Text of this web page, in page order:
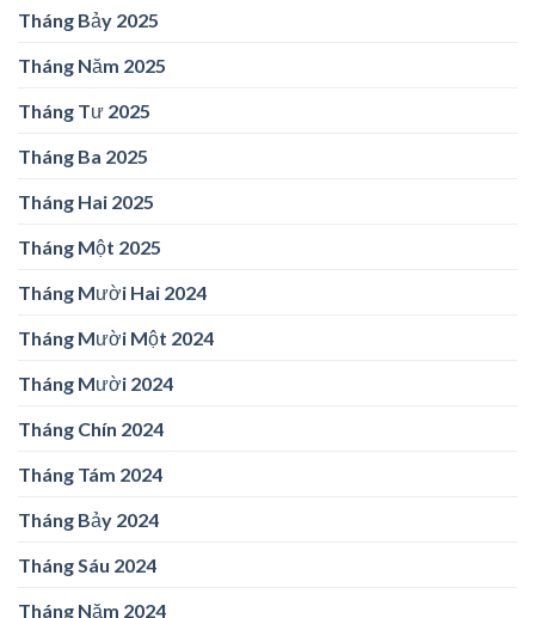
Tháng Bảy 2025
Tháng Năm 2025
Tháng Tư 2025
Tháng Ba 2025
Tháng Hai 2025
Tháng Một 2025
Tháng Mười Hai 2024
Tháng Mười Một 2024
Tháng Mười 2024
Tháng Chín 2024
Tháng Tám 2024
Tháng Bảy 2024
Tháng Sáu 2024
Tháng Năm 2024